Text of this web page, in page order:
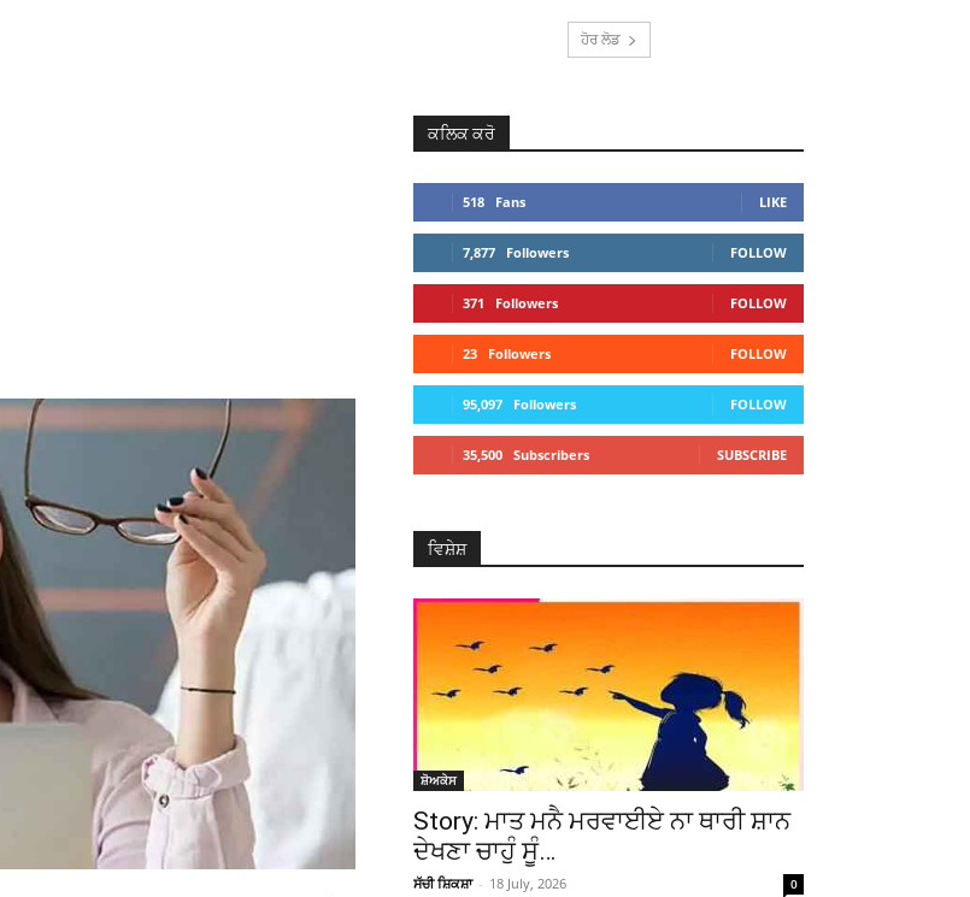
ਹੋਰ ਲੋਡ
ਕਲਿਕ ਕਰੋ
518 Fans LIKE
7,877 Followers FOLLOW
371 Followers FOLLOW
23 Followers FOLLOW
95,097 Followers FOLLOW
35,500 Subscribers SUBSCRIBE
ਵਿਸ਼ੇਸ਼
ਸ਼ੋਅਕੇਸ
Story: ਮਾਤ ਮਨੈ ਮਰਵਾਈਏ ਨਾ ਥਾਰੀ ਸ਼ਾਨ
ਦੇਖਣਾ ਚਾਹੁੰ ਸੂੰ…
ਸੱਚੀ ਸ਼ਿਕਸ਼ਾ - 18 July, 2026 0